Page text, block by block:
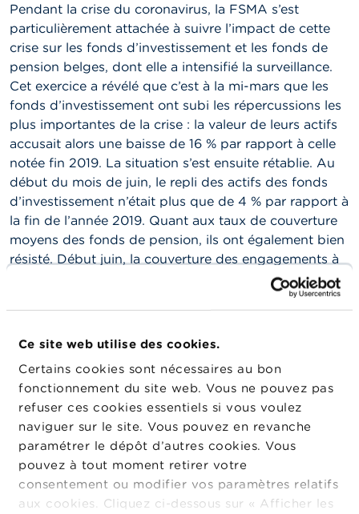
Ce site web utilise des cookies.
Certains cookies sont nécessaires au bon
fonctionnement du site web. Vous ne pouvez pas
refuser ces cookies essentiels si vous voulez
naviguer sur le site. Vous pouvez en revanche
paramétrer le dépôt d’autres cookies. Vous
pouvez à tout moment retirer votre
consentement ou modifier vos paramètres relatifs
aux cookies. Cliquez ci-dessous sur « Afficher les
E
m
p
o
i
s
C
n
t
a
t
R
h
h
Pendant la crise du coronavirus, la FSMA s’est
particulièrement attachée à suivre l’impact de cette
crise sur les fonds d’investissement et les fonds de
pension belges, dont elle a intensifié la surveillance.
Cet exercice a révélé que c’est à la mi-mars que les
fonds d’investissement ont subi les répercussions les
plus importantes de la crise : la valeur de leurs actifs
accusait alors une baisse de 16 % par rapport à celle
notée fin 2019. La situation s’est ensuite rétablie. Au
début du mois de juin, le repli des actifs des fonds
d’investissement n’était plus que de 4 % par rapport à
la fin de l’année 2019. Quant aux taux de couverture
moyens des fonds de pension, ils ont également bien
résisté. Début juin, la couverture des engagements à
court terme et à long terme de ces fonds s’élevait
respectivement à 144 % et 117 %, contre 153 % et
Outre une surveillance stricte des marchés financiers,
la FSMA a veillé à fournir laguidancenécessaire aux
entités soumises à son contrôle et à informer les
consommateurs. Dans le cadre de sa mission de
protection des consommateurs, la FSMA a lancé, la
semaine dernière, une campagne contre les fraudes à
l’investissement en ligne. Les fraudeurs n’hésitent en
effet pas à exploiter l’actualité autour de la pandémie
de Covid-19 pour faire de nouvelles victimes. De plus